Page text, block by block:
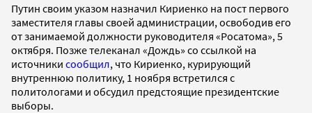
Путин своим указом назначил Кириенко на пост первого
заместителя главы своей администрации, освободив его
от занимаемой должности руководителя «Росатома», 5
октября. Позже телеканал «Дождь» со ссылкой на
источники сообщил, что Кириенко, курирующий
внутреннюю политику, 1 ноября встретился с
политологами и обсудил предстоящие президентские
выборы.